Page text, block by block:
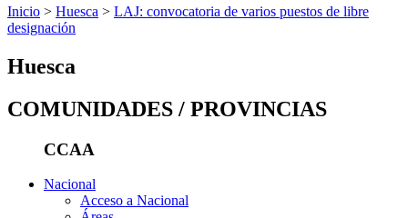
Inicio > Huesca > LAJ: convocatoria de varios puestos de libre
designación
Huesca
COMUNIDADES / PROVINCIAS
CCAA
Nacional
Acceso a Nacional